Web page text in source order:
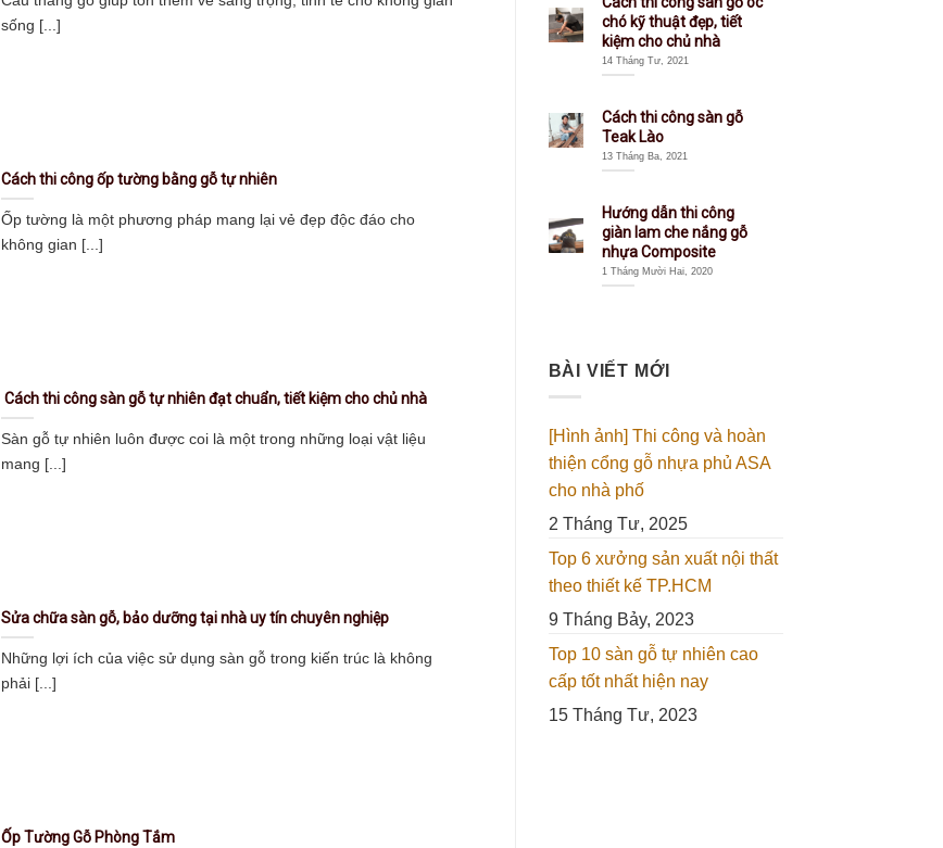
sống [...]
Cách thi công ốp tường bằng gỗ tự nhiên
Ốp tường là một phương pháp mang lại vẻ đẹp độc đáo cho
không gian [...]
Cách thi công sàn gỗ tự nhiên đạt chuẩn, tiết kiệm cho chủ nhà
Sàn gỗ tự nhiên luôn được coi là một trong những loại vật liệu
mang [...]
Sửa chữa sàn gỗ, bảo dưỡng tại nhà uy tín chuyên nghiệp
Những lợi ích của việc sử dụng sàn gỗ trong kiến trúc là không
phải [...]
Ốp Tường Gỗ Phòng Tắm
chó kỹ thuật đẹp, tiết
kiệm cho chủ nhà
14 Tháng Tư, 2021
Cách thi công sàn gỗ
Teak Lào
13 Tháng Ba, 2021
Hướng dẫn thi công
giàn lam che nắng gỗ
nhựa Composite
1 Tháng Mười Hai, 2020
BÀI VIẾT MỚI
[Hình ảnh] Thi công và hoàn
thiện cổng gỗ nhựa phủ ASA
cho nhà phố
2 Tháng Tư, 2025
Top 6 xưởng sản xuất nội thất
theo thiết kế TP.HCM
9 Tháng Bảy, 2023
Top 10 sàn gỗ tự nhiên cao
cấp tốt nhất hiện nay
15 Tháng Tư, 2023